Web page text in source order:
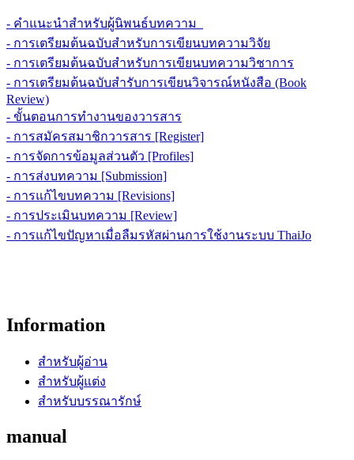
- คำแนะนำสำหรับผู้นิพนธ์บทความ
- การเตรียมต้นฉบับสำหรับการเขียนบทความวิจัย
- การเตรียมต้นฉบับสำหรับการเขียนบทความวิชาการ
- การเตรียมต้นฉบับสำรับการเขียนวิจารณ์หนังสือ (Book
Review)
- ขั้นตอนการทำงานของวารสาร
- การสมัครสมาชิกวารสาร [Register]
- การจัดการข้อมูลส่วนตัว [Profiles]
- การส่งบทความ [Submission]
- การแก้ไขบทความ [Revisions]
- การประเมินบทความ [Review]
- การแก้ไขปัญหาเมื่อลืมรหัสผ่านการใช้งานระบบ ThaiJo
Information
สำหรับผู้อ่าน
สำหรับผู้แต่ง
สำหรับบรรณารักษ์
manual